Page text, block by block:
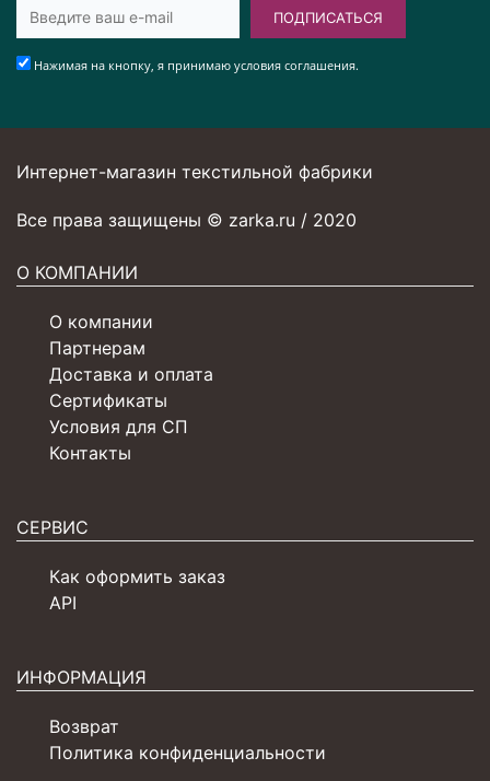
ПОДПИСАТЬСЯ
Нажимая на кнопку, я принимаю условия соглашения.
Интернет-магазин текстильной фабрики
Все права защищены © zarka.ru / 2020
О КОМПАНИИ
О компании
Партнерам
Доставка и оплата
Сертификаты
Условия для СП
Контакты
СЕРВИС
Как оформить заказ
API
ИНФОРМАЦИЯ
Возврат
Политика конфиденциальности